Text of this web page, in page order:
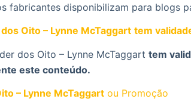
fabricantes disponibilizam para blogs
Oito – Lynne McTaggart tem
dos Oito – Lynne McTaggart tem
este conteúdo.
– Lynne McTaggart ou Promoção